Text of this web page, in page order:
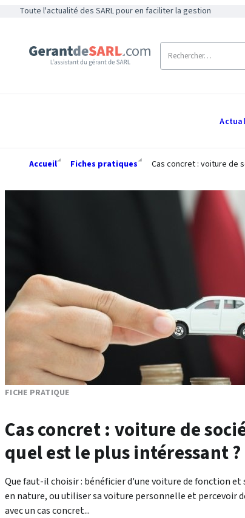
Toute l'actualité des SARL pour en faciliter la gestion
Accueil Fiches pratiques Cas concret : voiture de
FICHE PRATIQUE
Cas concret : voiture de
quel est le plus intéressant ?
Que faut-il choisir : bénéficier d'une voiture de fonction
en nature, ou utiliser sa voiture personnelle et percevoir
avec un cas concret...